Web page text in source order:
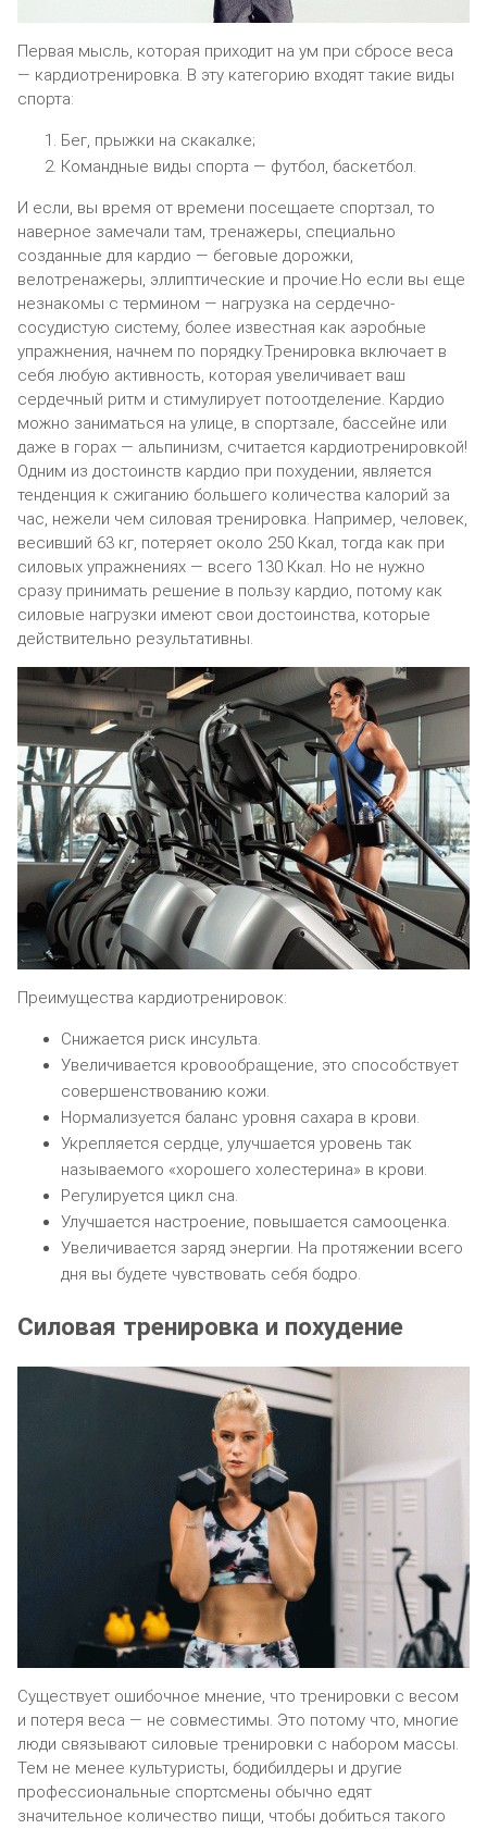
Первая мысль, которая приходит на ум при сбросе веса
— кардиотренировка. В эту категорию входят такие виды
спорта:
Бег, прыжки на скакалке;
Командные виды спорта — футбол, баскетбол.
И если, вы время от времени посещаете спортзал, то
наверное замечали там, тренажеры, специально
созданные для кардио — беговые дорожки,
велотренажеры, эллиптические и прочие.Но если вы еще
незнакомы с термином — нагрузка на сердечно-
сосудистую систему, более известная как аэробные
упражнения, начнем по порядку.Тренировка включает в
себя любую активность, которая увеличивает ваш
сердечный ритм и стимулирует потоотделение. Кардио
можно заниматься на улице, в спортзале, бассейне или
даже в горах — альпинизм, считается кардиотренировкой!
Одним из достоинств кардио при похудении, является
тенденция к сжиганию большего количества калорий за
час, нежели чем силовая тренировка. Например, человек,
весивший 63 кг, потеряет около 250 Ккал, тогда как при
силовых упражнениях — всего 130 Ккал. Но не нужно
сразу принимать решение в пользу кардио, потому как
силовые нагрузки имеют свои достоинства, которые
действительно результативны.
Преимущества кардиотренировок:
Снижается риск инсульта.
Увеличивается кровообращение, это способствует
совершенствованию кожи.
Нормализуется баланс уровня сахара в крови.
Укрепляется сердце, улучшается уровень так
называемого «хорошего холестерина» в крови.
Регулируется цикл сна.
Улучшается настроение, повышается самооценка.
Увеличивается заряд энергии. На протяжении всего
дня вы будете чувствовать себя бодро.
Силовая тренировка и похудение
Существует ошибочное мнение, что тренировки с весом
и потеря веса — не совместимы. Это потому что, многие
люди связывают силовые тренировки с набором массы.
Тем не менее культуристы, бодибилдеры и другие
профессиональные спортсмены обычно едят
значительное количество пищи, чтобы добиться такого